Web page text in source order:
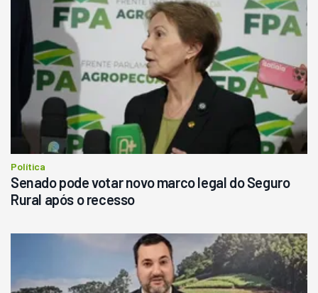
Política
Senado pode votar novo marco legal do Seguro
Rural após o recesso